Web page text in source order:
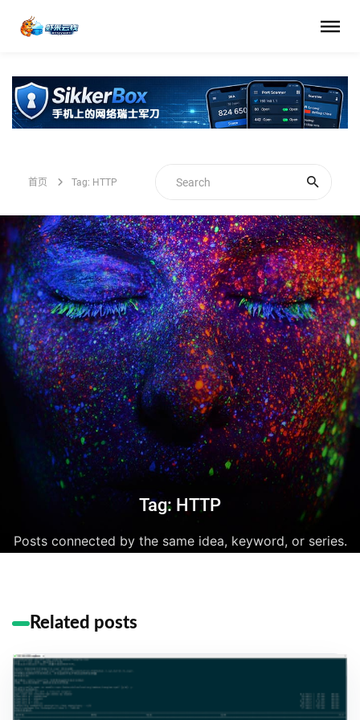
首页 Tag: HTTP
Tag: HTTP
Posts connected by the same idea, keyword, or series.
Related posts